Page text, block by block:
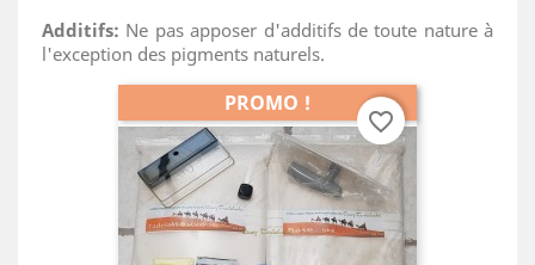
Additifs: Ne pas apposer d'additifs de toute nature à
l'exception des pigments naturels.
PROMO !
favorite_border